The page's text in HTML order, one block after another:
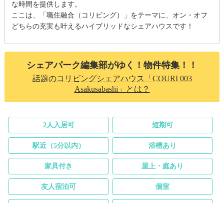
な時間を提供します。
ここは、「職住融合（コリビング）」をテーマに、オン・オフ
どちらの充実も叶えるハイブリッドなシェアハウスです！
シェアパーク編集部がゆく！物件特集！！
話題のコリビングシェアハウス「COURI 003
Asakusabashi」とは？
2人入居可 短期可
駅近（5分以内） 浴槽あり
家具付き 屋上・庭あり
友人宿泊可 個室